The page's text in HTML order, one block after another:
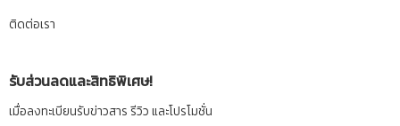
ติดต่อเรา
รับส่วนลดและสิทธิพิเศษ!
เมื่อลงทะเบียนรับข่าวสาร รีวิว และโปรโมชั่น